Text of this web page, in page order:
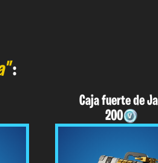
:
Caja fuerte de
200